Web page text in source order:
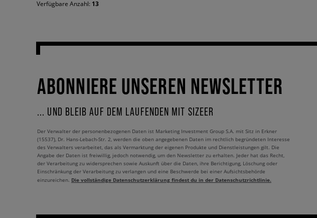
Verfügbare Anzahl: 13
ABONNIERE UNSEREN NEWSLETTER
... UND BLEIB AUF DEM LAUFENDEN MIT SIZEER
Der Verwalter der personenbezogenen Daten ist Marketing Investment Group S.A. mit Sitz in Erkner
(15537), Dr. Hans-Lebach-Str. 2, werden die oben angegebenen Daten im rechtlich begründeten Interesse
des Verwalters verarbeitet, das als Vermarktung der eigenen Produkte und Dienstleistungen gilt. Die
Angabe der Daten ist freiwillig, jedoch notwendig, um den Newsletter zu erhalten. Jeder hat das Recht,
der Verarbeitung zu widersprechen sowie Auskunft über die Daten, ihre Berichtigung, Löschung oder
Einschränkung der Verarbeitung zu verlangen und eine Beschwerde bei einer Aufsichtsbehörde
einzureichen. Die vollständige Datenschutzerklärung findest du in der Datenschutzrichtlinie.